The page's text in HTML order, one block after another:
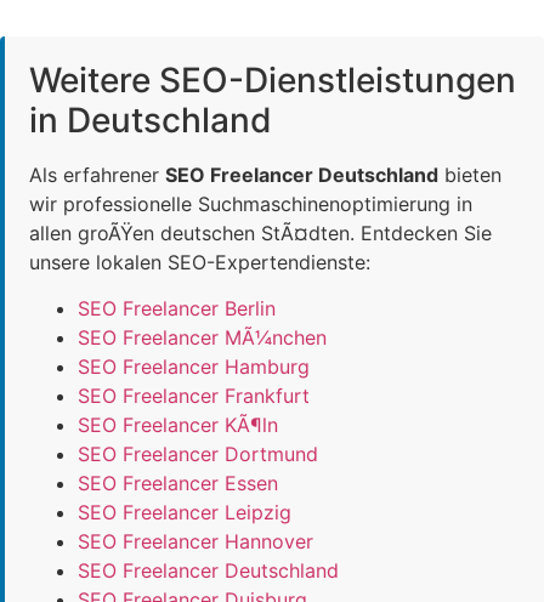
Weitere SEO-Dienstleistungen
in Deutschland
Als erfahrener SEO Freelancer Deutschland bieten
wir professionelle Suchmaschinenoptimierung in
allen groÃŸen deutschen StÃ¤dten. Entdecken Sie
unsere lokalen SEO-Expertendienste:
SEO Freelancer Berlin
SEO Freelancer MÃ¼nchen
SEO Freelancer Hamburg
SEO Freelancer Frankfurt
SEO Freelancer KÃ¶ln
SEO Freelancer Dortmund
SEO Freelancer Essen
SEO Freelancer Leipzig
SEO Freelancer Hannover
SEO Freelancer Deutschland